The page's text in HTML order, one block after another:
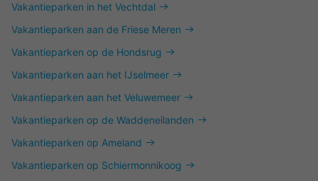
Vakantieparken in het Vechtdal
Vakantieparken aan de Friese Meren
Vakantieparken op de Hondsrug
Vakantieparken aan het IJselmeer
Vakantieparken aan het Veluwemeer
Vakantieparken op de Waddeneilanden
Vakantieparken op Ameland
Vakantieparken op Schiermonnikoog